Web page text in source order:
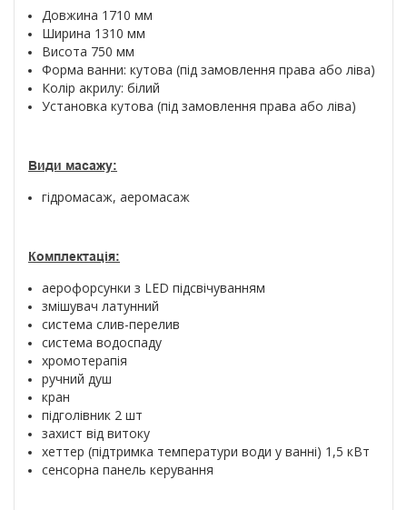
Довжина 1710 мм
Ширина 1310 мм
Висота 750 мм
Форма ванни: кутова (під замовлення права або ліва)
Колір акрилу: білий
Установка кутова (під замовлення права або ліва)
Види масажу:
гідромасаж, аеромасаж
Комплектація:
аерофорсунки з LED підсвічуванням
змішувач латунний
система слив-перелив
система водоспаду
хромотерапія
ручний душ
кран
підголівник 2 шт
захист від витоку
хеттер (підтримка температури води у ванні) 1,5 кВт
сенсорна панель керування